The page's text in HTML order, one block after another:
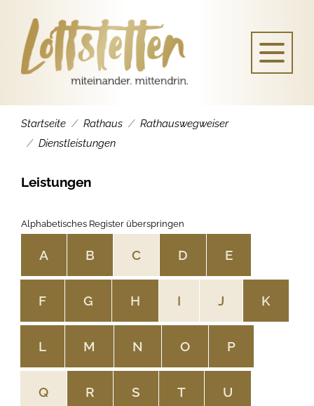
Startseite Rathaus
Rathauswegweiser
Dienstleistungen
Leistungen
Alphabetisches Register überspringen
A B C D E
F G H I J K
L M N O P
Q R S T U